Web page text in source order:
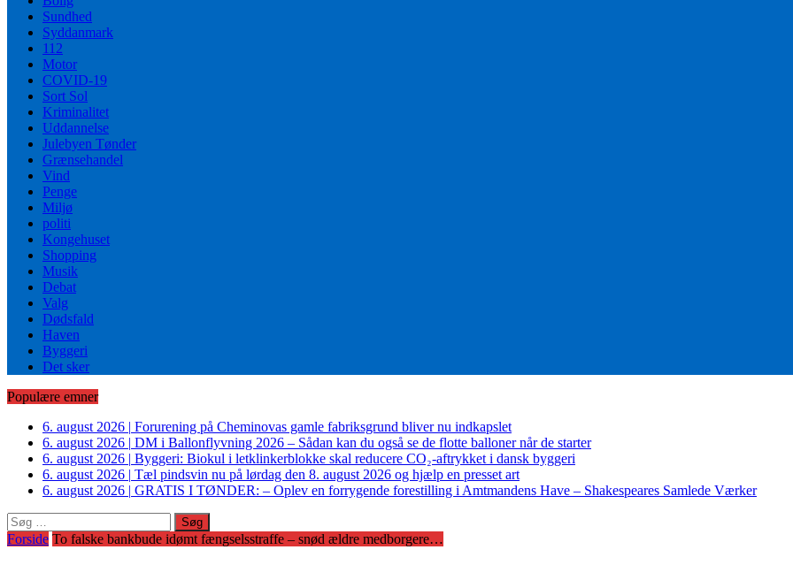
Sundhed
Syddanmark
112
Motor
COVID-19
Sort Sol
Kriminalitet
Uddannelse
Julebyen Tønder
Grænsehandel
Vind
Penge
Miljø
politi
Kongehuset
Shopping
Musik
Debat
Valg
Dødsfald
Haven
Byggeri
Det sker
Populære emner
6. august 2026 | Forurening på Cheminovas gamle fabriksgrund bliver nu indkapslet
6. august 2026 | DM i Ballonflyvning 2026 – Sådan kan du også se de flotte balloner når de starter
6. august 2026 | Byggeri: Biokul i letklinkerblokke skal reducere CO₂-aftrykket i dansk byggeri
6. august 2026 | Tæl pindsvin nu på lørdag den 8. august 2026 og hjælp en presset art
6. august 2026 | GRATIS I TØNDER: – Oplev en forrygende forestilling i Amtmandens Have – Shakespeares Samlede Værker
Søg
efter:
Forside To falske bankbude idømt fængselsstraffe – snød ældre medborgere…